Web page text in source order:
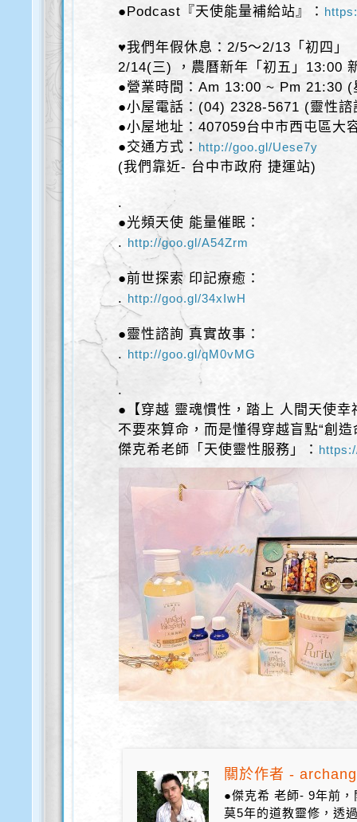
●Podcast『天使能量補給站』：
♥我們年假休息：2/5～2/13「初四」
2/14(三) ，農曆新年「初五」13:00
●營業時間：Am 13:00 ~ Pm 21:30 (
●小屋電話：(04) 2328-5671 (靈性
●小屋地址：407059台中市西屯區大
●交通方式： http://goo.gl/Uese7y
(我們靠近- 台中市政府 捷運站)
.
●光頻天使 能量催眠：
. http://goo.gl/A54Zrm
●前世探索 印記療癒：
. http://goo.gl/34xIwH
●靈性諮詢 真實故事：
. http://goo.gl/qM0vMG
.
●【穿越 靈魂慣性，踏上 人間天使幸
不要來算命，而是懂得穿越盲點“創造
傑克希老師「天使靈性服務」：
關於作者 -
●傑克希 老師- 9年前
莫5年的道教靈修，透